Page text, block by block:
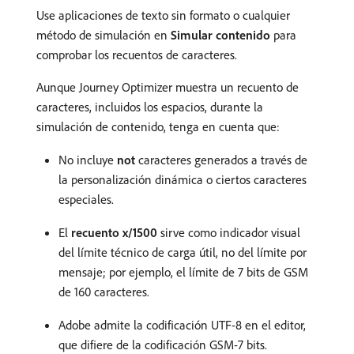
Use aplicaciones de texto sin formato o cualquier
método de simulación en Simular contenido para
comprobar los recuentos de caracteres.
Aunque Journey Optimizer muestra un recuento de
caracteres, incluidos los espacios, durante la
simulación de contenido, tenga en cuenta que:
No incluye not caracteres generados a través de
la personalización dinámica o ciertos caracteres
especiales.
El recuento x/1500 sirve como indicador visual
del límite técnico de carga útil, no del límite por
mensaje; por ejemplo, el límite de 7 bits de GSM
de 160 caracteres.
Adobe admite la codificación UTF-8 en el editor,
que difiere de la codificación GSM-7 bits.